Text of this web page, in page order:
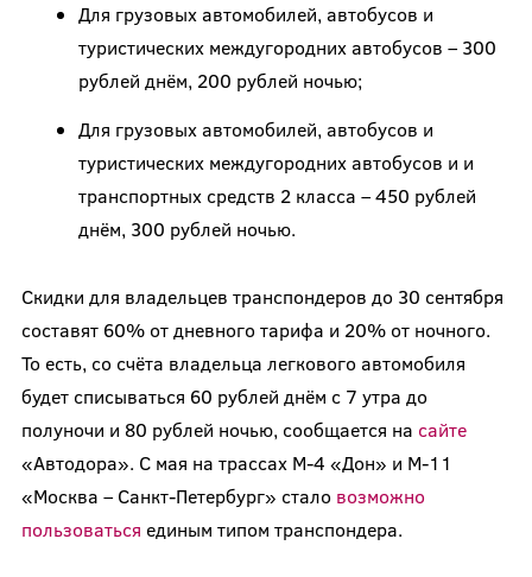
Для грузовых автомобилей, автобусов и
туристических междугородних автобусов – 300
рублей днём, 200 рублей ночью;
Для грузовых автомобилей, автобусов и
туристических междугородних автобусов и и
транспортных средств 2 класса – 450 рублей
днём, 300 рублей ночью.
Скидки для владельцев транспондеров до 30 сентября
составят 60% от дневного тарифа и 20% от ночного.
То есть, со счёта владельца легкового автомобиля
будет списываться 60 рублей днём с 7 утра до
полуночи и 80 рублей ночью, сообщается на сайте
«Автодора». С мая на трассах М-4 «Дон» и М-11
«Москва – Санкт-Петербург» стало возможно
пользоваться единым типом транспондера.